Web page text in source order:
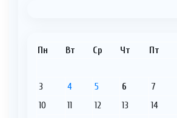
Пн Вт Ср Чт Пт
3
4 5 6 7
10
11 12 13 14